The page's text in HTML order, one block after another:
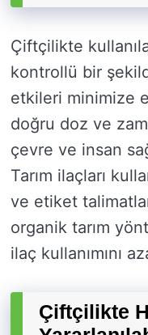
Çiftçilikte
kontrollü bir
etkileri minimize
doğru doz ve
çevre ve insan
Tarım ilaçları
ve etiket
organik tarım
ilaç kullanımını
Çiftçilikte